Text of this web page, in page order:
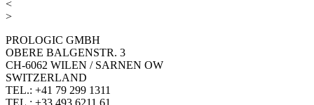
<
>
PROLOGIC GMBH
OBERE BALGENSTR. 3
CH-6062 WILEN / SARNEN OW
SWITZERLAND
TEL.: +41 79 299 1311
TEL.: +33 493 6211 61